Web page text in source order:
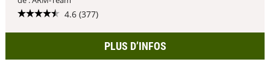
4.6 (377)
PLUS D’INFOS